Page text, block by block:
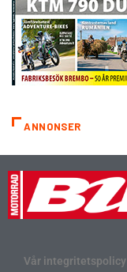
ANNONSER
Vår integritetspolicy